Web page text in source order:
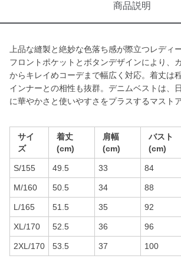
商品説明
上品な縫製と絶妙な色落ち感が際立つレディ
フロントポケットとボタンデザインにより、
からキレイめコーデまで幅広く対応。着丈は
インナーとの相性も抜群。デニムベストは、
に華やかさと使いやすさをプラスするマスト
サイ
ズ
着丈
(cm)
肩幅
(cm)
バスト
(cm)
S/155 49.5 33 84
M/160 50.5 34 88
L/165 51.5 35 92
XL/170 52.5 36 96
2XL/170 53.5 37 100